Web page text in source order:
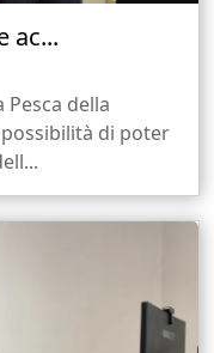
ac...
Pesca della
di poter